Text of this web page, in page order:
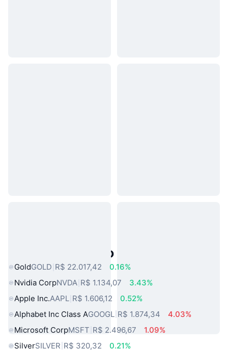
Ativos do Mundo Real Populares
GoldGOLD R$ 22.017,42
0.16%
Nvidia CorpNVDA R$ 1.134,07
3.43%
Apple Inc.AAPL R$ 1.606,12
0.52%
Alphabet Inc Class AGOOGL R$ 1.874,34
4.03%
Microsoft CorpMSFT R$ 2.496,67
1.09%
SilverSILVER R$ 320,32 0.21%